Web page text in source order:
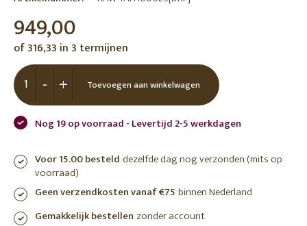
949,00
of 316,33 in 3 termijnen
+
- Toevoegen aan winkelwagen
Nog 19 op voorraad - Levertijd 2-5 werkdagen
Voor 15.00 besteld dezelfde dag nog verzonden (mits op
voorraad)
Geen verzendkosten vanaf €75 binnen Nederland
Gemakkelijk bestellen zonder account